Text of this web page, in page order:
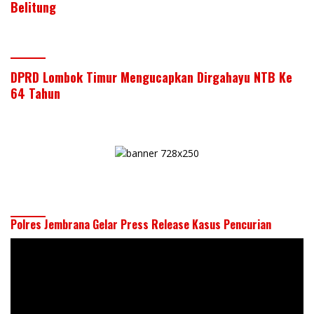
Belitung
DPRD Lombok Timur Mengucapkan Dirgahayu NTB Ke
64 Tahun
Polres Jembrana Gelar Press Release Kasus Pencurian